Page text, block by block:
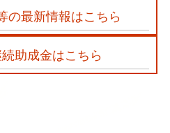
の最新情報はこちら
助成金はこちら